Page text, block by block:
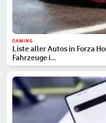
GAMING
Liste aller Autos in Forza
Fahrzeuge i…